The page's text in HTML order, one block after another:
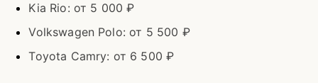
Kia Rio: от 5 000 ₽
Volkswagen Polo: от 5 500 ₽
Toyota Camry: от 6 500 ₽